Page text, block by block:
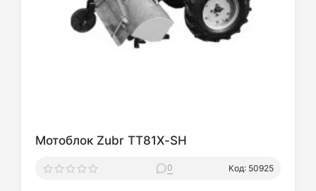
Мотоблок Zubr ТТ81Х-SH
0 Код: 50925